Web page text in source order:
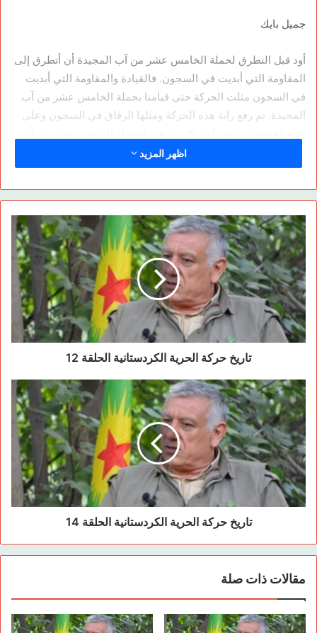
جميل بايك
أود قبل التطرق لحملة الخامس عشر من آب المجيدة أن أتطرق إلى
المقاومة التي أبديت في السجون. فالقيادة والمقاومة التي أبديت
في السجون مثلت الحركة حتى قيامنا بحملة الخامس عشر من آب
المجيدة. تم رفع راية هذه الحركة ومثلها الرفاق في السجون وعلى
المجيدة استلم الرفاق هذه الراية من الداخل ورفعوها عالياًخارج
السجون أيضاً.هذه حقيقة لا يمكن لأحد إنكارها. صحيح تم إبداء
مقاومات باسلة وتم تقديم الشهداء أيضاً في كل من «بازارجق،
المقاومات التي أبديت في السجون مثلت الحركة في تلك الفترة،
فالمقاومة التي أبديت في سجن آمد هي التي مثلت الحركة في تلك
الفترة على وجه الخصوص. نحن كحركة تلقينا الضربة قبل أحداث
الثاني عشر من أيلول لاعتقال قيادي الحركة قبل تلك الفترة، لهذا
السبب لم نتعرض لضربة في الثاني عشر من أيلول سوى تلك
المقاومات والاستشهادات التي تمت في تلك الفترة.بالطبع حصلت
عمليات اعتقال أخرى، إلا أنها لم تكن قوية أو ثقيلة بهذا القدر.
فالاعتقالات شملت الرفاق على سوية المركزيين، فكل من الرفاق
الرفاق الذين تم اعتقالهم في تلك الفترة كانوا أمثال الرفيقين خيري
ومظلوم. فالضربة كانت بهذه السوية.حتى يمكنني القول بأن كوادرنا
الأساسيين في تلك الفترة تم اعتقالهم. فالكوادر الباقيين كانوا كوادر
ضعفاء وكوادر تشكلوا بعد تلك الحملة، لهذا السبب عانى هؤلاء
الكوادر مشاكل جدية بعد خروجهم. فالكوادر الأساسية للحركة كانوا
معتقلين في سجن آمد. حيث يمكننا القول بأن الحركة كانت في
السجن فقول هذا ليس مبالغاً به أبداً. ففي تلك الفترة كان يمارس
وحشية كبيرة على الرفاق المعتقلين في السجون، حيث يمكن القول
آخر، ربما تكون هناك سجون استثنائية شهدت مثل هذه الوحشية
فسجن آمد كان واحد من هذه السجون الاستثنائية. فمقابل تلك
وعظيمة.أبديت مقاومات كثيرة، إلا أنه تم تحطيم تلك المقاومات،
اظهر المزيد
تاريخ حركة الحرية الكردستانية الحلقة 12
تاريخ حركة الحرية الكردستانية الحلقة 14
مقالات ذات صلة